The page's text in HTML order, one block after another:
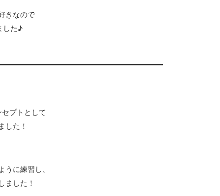
きなので
した♪
プトとして
した！
に練習し、
ました！